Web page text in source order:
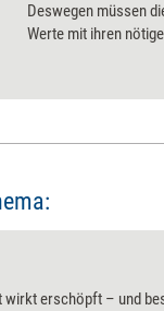
Deswegen müssen
Werte mit ihren
Ansatzpunkte für ein
wirkt erschöpft – und